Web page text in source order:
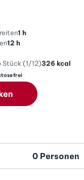
1 h
12 h
Stück (1/12)326kcal
verringern